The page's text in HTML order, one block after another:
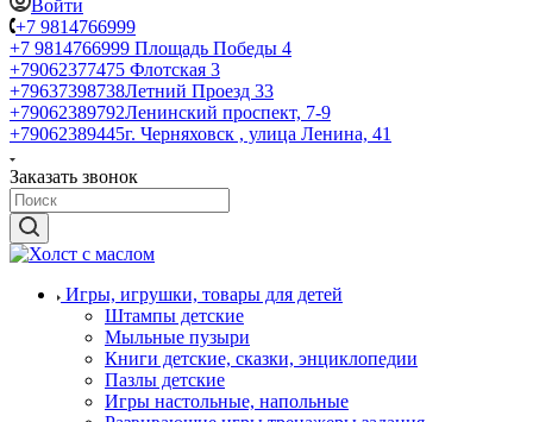
Войти
+7 9814766999
+7 9814766999 Площадь Победы 4
+79062377475 Флотская 3
+79637398738Летний Проезд 33
+79062389792Ленинский проспект, 7-9
+79062389445г. Черняховск , улица Ленина, 41
Заказать звонок
Игры, игрушки, товары для детей
Штампы детские
Мыльные пузыри
Книги детские, сказки, энциклопедии
Пазлы детские
Игры настольные, напольные